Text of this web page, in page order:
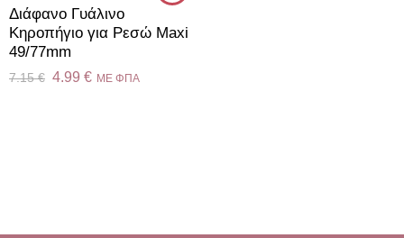
Διάφανο Γυάλινο
Κηροπήγιο για Ρεσώ Maxi
49/77mm
7.15€ 4.99 € ME ΦΠΑ